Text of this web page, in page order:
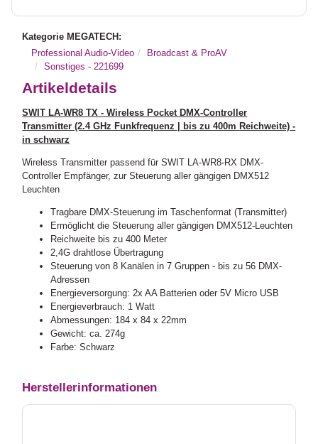
Kategorie MEGATECH:
Professional Audio-Video
Broadcast & ProAV
Sonstiges - 221699
Artikeldetails
SWIT LA-WR8 TX - Wireless Pocket DMX-Controller
Transmitter (2.4 GHz Funkfrequenz | bis zu 400m Reichweite) -
in schwarz
Wireless Transmitter passend für SWIT LA-WR8-RX DMX-
Controller Empfänger, zur Steuerung aller gängigen DMX512
Leuchten
Tragbare DMX-Steuerung im Taschenformat (Transmitter)
Ermöglicht die Steuerung aller gängigen DMX512-Leuchten
Reichweite bis zu 400 Meter
2,4G drahtlose Übertragung
Steuerung von 8 Kanälen in 7 Gruppen - bis zu 56 DMX-
Adressen
Energieversorgung: 2x AA Batterien oder 5V Micro USB
Energieverbrauch: 1 Watt
Abmessungen: 184 x 84 x 22mm
Gewicht: ca. 274g
Farbe: Schwarz
Herstellerinformationen